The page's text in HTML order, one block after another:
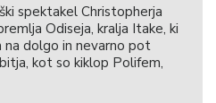
spektakel Christopherja
Odiseja, kralja Itake, ki
na dolgo in nevarno pot
kot so kiklop Polifem,